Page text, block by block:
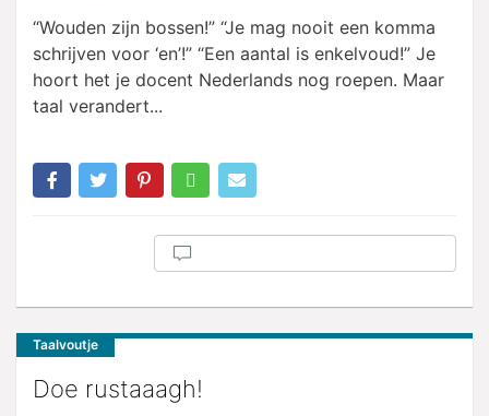
“Wouden zijn bossen!” “Je mag nooit een komma
schrijven voor ‘en’!” “Een aantal is enkelvoud!” Je
hoort het je docent Nederlands nog roepen. Maar
taal verandert...
Taalvoutje
Doe rustaaagh!